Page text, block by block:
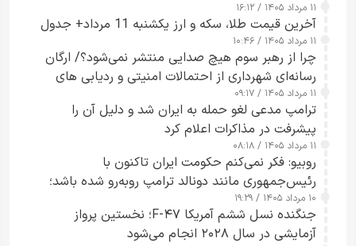
۱۱ مرداد ۱۴۰۵ / ۱۶:۱۲
آخرین قیمت طلا، سکه و ارز یکشنبه 11 مرداد+ جدول
۱۱ مرداد ۱۴۰۵ / ۱۰:۴۶
چرا از رهبر سوم هیچ صدایی منتشر نمی‌شود؟/ ارگان
رسانه‌ای شهرداری از احتمالات امنیتی و ردیابی های
جاسوسی گفت
۱۱ مرداد ۱۴۰۵ / ۰۹:۱۷
ترامپ مدعی لغو حمله به ایران شد و دلیل آن را
پیشرفت در مذاکرات اعلام کرد
۱۱ مرداد ۱۴۰۵ / ۰۸:۱۸
روبیو: فکر نمی‌کنم حکومت ایران تاکنون با
رئیس‌جمهوری مانند دونالد ترامپ روبه‌رو شده باشد؛
کسی که واقعاً دست به اقدام می‌زند
۱۰ مرداد ۱۴۰۵ / ۱۹:۲۹
جنگنده نسل ششم آمریکا F-۴۷؛ نخستین پرواز
آزمایشی در سال ۲۰۲۸ انجام می‌شود